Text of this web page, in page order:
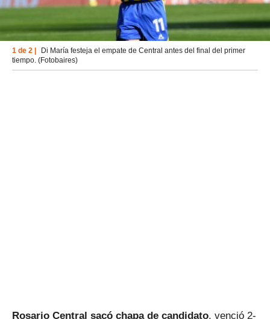
1 de 2 |
Di María festeja el empate de Central antes del final del primer
tiempo. (Fotobaires)
Rosario Central sacó chapa de candidato, venció 2-